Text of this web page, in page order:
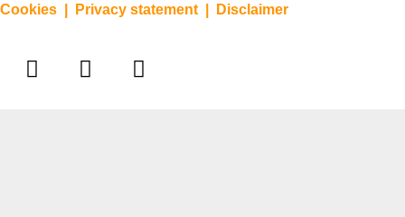
Cookies | Privacy statement | Disclaimer